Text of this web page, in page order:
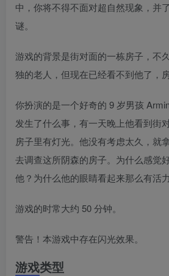
中，你将不得不面对超自然现象，并
谜。
游戏的背景是街对面的一栋房子，不
独的老人，但现在已经看不到他了，
你扮演的是一个好奇的 9 岁男孩
发生了什么事，有一天晚上他看到街
房子里有灯光。他没有考虑太久，就
去调查这所阴森的房子。为什么感觉
他？为什么他的眼睛看起来那么有活
游戏的时常大约 50 分钟。
警告！本游戏中存在闪光效果。
游戏类型